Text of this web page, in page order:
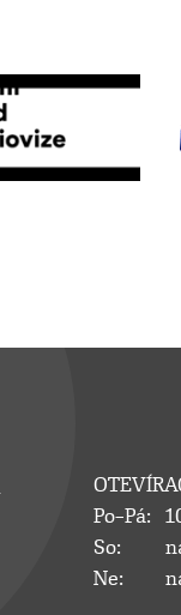
Po–Pá:
So:
Ne: